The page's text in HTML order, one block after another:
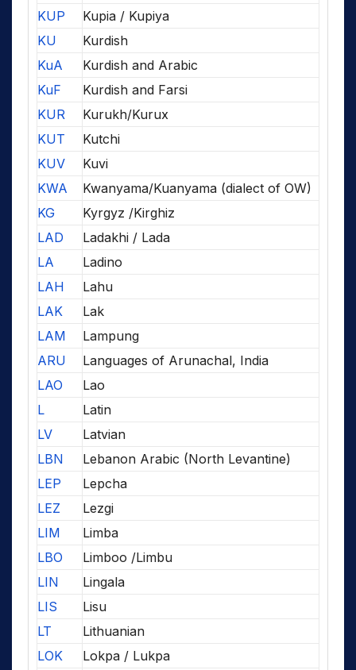
KUP
Kupia / Kupiya
KU
Kurdish
KuA
Kurdish and Arabic
KuF
Kurdish and Farsi
KUR
Kurukh/Kurux
KUT
Kutchi
KUV
Kuvi
KWA
Kwanyama/Kuanyama (dialect of OW)
KG
Kyrgyz /Kirghiz
LAD
Ladakhi / Lada
LA
Ladino
LAH
Lahu
LAK
Lak
LAM
Lampung
ARU
Languages of Arunachal, India
LAO
Lao
L
Latin
LV
Latvian
LBN
Lebanon Arabic (North Levantine)
LEP
Lepcha
LEZ
Lezgi
LIM
Limba
LBO
Limboo /Limbu
LIN
Lingala
LIS
Lisu
LT
Lithuanian
LOK
Lokpa / Lukpa